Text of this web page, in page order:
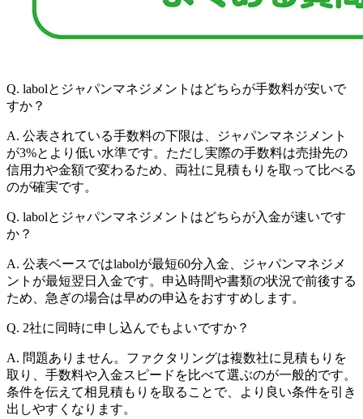
Q. labolとジャパンマネジメントはどちらが手数料が安いで
すか？
A. 公表されている手数料の下限は、ジャパンマネジメント
が3%とより低い水準です。ただし実際の手数料は売掛先の
信用力や金額で変わるため、両社に見積もりを取って比べる
のが確実です。
Q. labolとジャパンマネジメントはどちらが入金が速いです
か？
A. 公表ベースではlabolが最短60分入金、ジャパンマネジメ
ントが最短翌日入金です。申込時間や書類の状況で前後する
ため、急ぎの場合は早めの申込をおすすめします。
Q. 2社に同時に申し込んでもよいですか？
A. 問題ありません。ファクタリングは複数社に見積もりを
取り、手数料や入金スピードを比べて選ぶのが一般的です。
条件を伝えて相見積もりを取ることで、より良い条件を引き
出しやすくなります。